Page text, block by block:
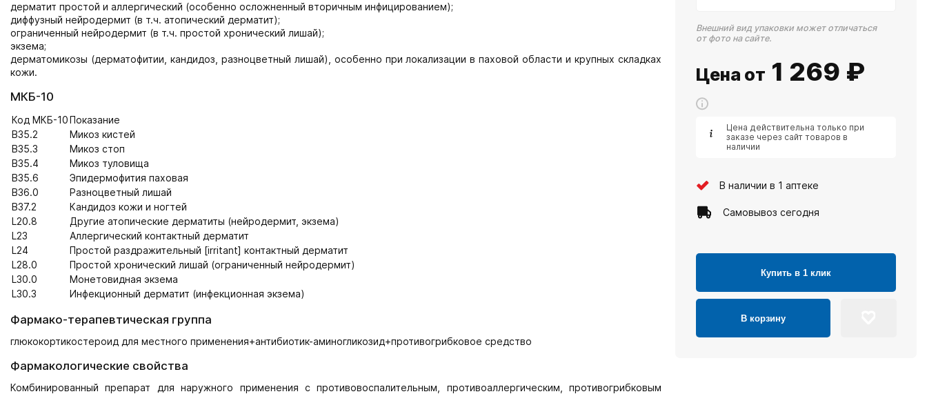
дерматит простой и аллергический (особенно осложненный вторичным инфицированием);
диффузный нейродермит (в т.ч. атопический дерматит);
ограниченный нейродермит (в т.ч. простой хронический лишай);
экзема;
дерматомикозы (дерматофитии, кандидоз, разноцветный лишай), особенно при локализации в паховой области и крупных складках
кожи.
МКБ-10
Код МКБ-10Показание
B35.2
Микоз кистей
B35.3
Микоз стоп
B35.4
Микоз туловища
B35.6
Эпидермофития паховая
B36.0
Разноцветный лишай
B37.2
Кандидоз кожи и ногтей
L20.8
Другие атопические дерматиты (нейродермит, экзема)
L23
Аллергический контактный дерматит
L24
Простой раздражительный [irritant] контактный дерматит
L28.0
Простой хронический лишай (ограниченный нейродермит)
L30.0
Монетовидная экзема
L30.3
Инфекционный дерматит (инфекционная экзема)
Фармако-терапевтическая группа
глюкокортикостероид для местного применения+антибиотик-аминогликозид+противогрибковое средство
Фармакологические свойства
Комбинированный препарат для наружного применения с противовоспалительным, противоаллергическим, противогрибковым
Внешний вид упаковки может отличаться
от фото на сайте.
Цена от 1 269 ₽
Цена действительна только при
заказе через сайт товаров в
наличии
В наличии в 1 аптеке
Самовывоз сегодня
Купить в 1 клик
В корзину